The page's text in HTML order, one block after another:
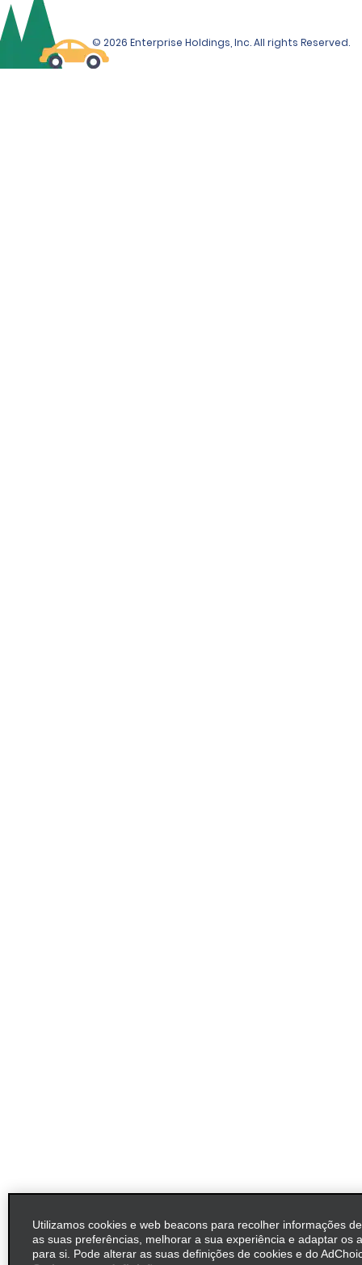
© 2026 Enterprise Holdings, Inc. All rights Reserved.
Utilizamos cookies e web beacons para recolher informações
as suas preferências, melhorar a sua experiência e adaptar os
para si. Pode alterar as suas definições de cookies e do